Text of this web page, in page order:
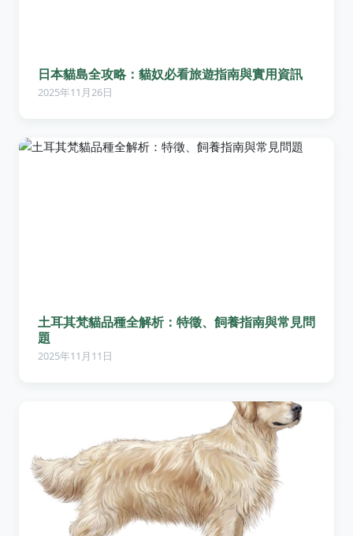
日本貓島全攻略：貓奴必看旅遊指南與實用資訊
2025年11月26日
土耳其梵貓品種全解析：特徵、飼養指南與常見問
題
2025年11月11日